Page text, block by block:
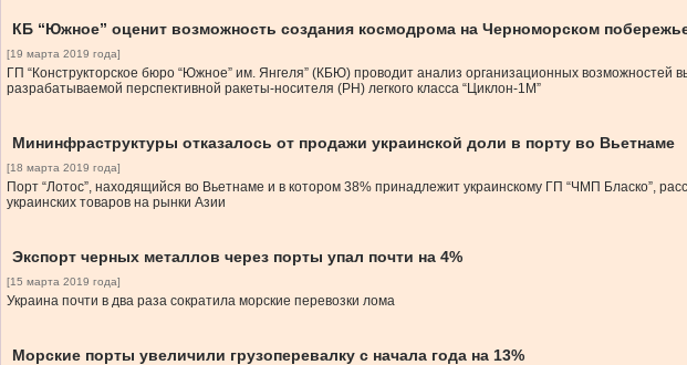
КБ “Южное” оценит возможность создания космодрома на Черноморском
[19 марта 2019 года]
ГП “Конструкторское бюро “Южное” им. Янгеля” (КБЮ) проводит анализ организационных
разрабатываемой перспективной ракеты-носителя (РН) легкого класса “Циклон-1М”
Мининфраструктуры отказалось от продажи украинской доли в порту во Вьетнаме
[18 марта 2019 года]
Порт “Лотос”, находящийся во Вьетнаме и в котором 38% принадлежит украинскому ГП “ЧМП Бласко”,
украинских товаров на рынки Азии
Экспорт черных металлов через порты упал почти на 4%
[15 марта 2019 года]
Украина почти в два раза сократила морские перевозки лома
Морские порты увеличили грузоперевалку с начала года на 13%